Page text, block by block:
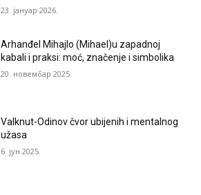
23. јануар 2026.
Arhanđel Mihajlo (Mihael)u zapadnoj
kabali i praksi: moć, značenje i simbolika
20. новембар 2025.
Valknut-Odinov čvor ubijenih i mentalnog
užasa
6. јун 2025.